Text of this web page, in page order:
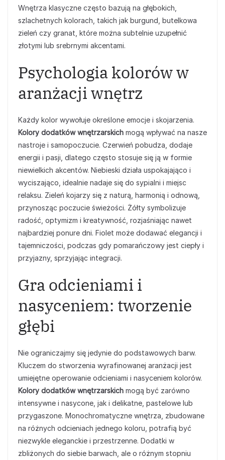
Wnętrza klasyczne często bazują na głębokich,
szlachetnych kolorach, takich jak burgund, butelkowa
zieleń czy granat, które można subtelnie uzupełnić
złotymi lub srebrnymi akcentami.
Psychologia kolorów w
aranżacji wnętrz
Każdy kolor wywołuje określone emocje i skojarzenia.
Kolory dodatków wnętrzarskich mogą wpływać na nasze
nastroje i samopoczucie. Czerwień pobudza, dodaje
energii i pasji, dlatego często stosuje się ją w formie
niewielkich akcentów. Niebieski działa uspokajająco i
wyciszająco, idealnie nadaje się do sypialni i miejsc
relaksu. Zieleń kojarzy się z naturą, harmonią i odnową,
przynosząc poczucie świeżości. Żółty symbolizuje
radość, optymizm i kreatywność, rozjaśniając nawet
najbardziej ponure dni. Fiolet może dodawać elegancji i
tajemniczości, podczas gdy pomarańczowy jest ciepły i
przyjazny, sprzyjając integracji.
Gra odcieniami i
nasyceniem: tworzenie
głębi
Nie ograniczajmy się jedynie do podstawowych barw.
Kluczem do stworzenia wyrafinowanej aranżacji jest
umiejętne operowanie odcieniami i nasyceniem kolorów.
Kolory dodatków wnętrzarskich mogą być zarówno
intensywne i nasycone, jak i delikatne, pastelowe lub
przygaszone. Monochromatyczne wnętrza, zbudowane
na różnych odcieniach jednego koloru, potrafią być
niezwykle eleganckie i przestrzenne. Dodatki w
zbliżonych do siebie barwach, ale o różnym stopniu